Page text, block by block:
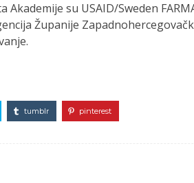
su USAID/Sweden
Županije
tumblr pinterest